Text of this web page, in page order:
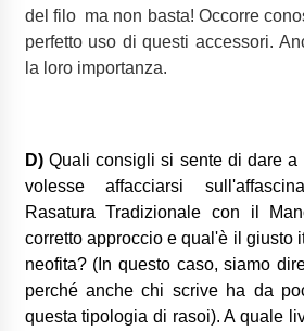
del filo ma non basta! Occorre
perfetto uso di questi accessori.
la loro importanza.
D)Quali consigli si sente di dare a
volesse affacciarsi
Rasatura Tradizionale con il
corretto approccio e qual'è il giusto
neofita? (In questo caso, siamo
perché anche chi scrive ha da
questa tipologia di rasoi). A quale